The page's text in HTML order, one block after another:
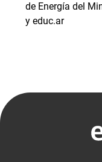
de Energía del
y educ.ar